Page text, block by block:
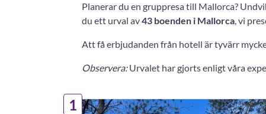
Planerar du en gruppresa till Mallorca?
du ett urval av43 boenden i Mallorca, vi
Att få erbjudanden från hotell är tyvärr
Observera:Urvalet har gjorts enligt våra
1